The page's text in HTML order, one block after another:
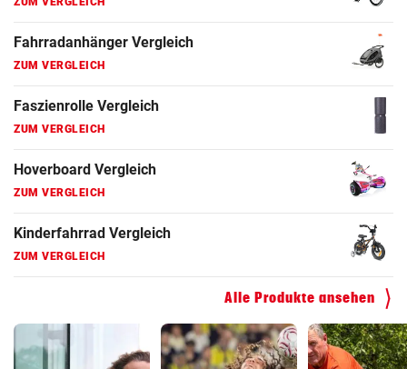
Fahrrad Test
ZUM VERGLEICH
Fahrradanhänger Vergleich
ZUM VERGLEICH
Faszienrolle Vergleich
ZUM VERGLEICH
Hoverboard Vergleich
ZUM VERGLEICH
Kinderfahrrad Vergleich
Alle Produkte ansehen